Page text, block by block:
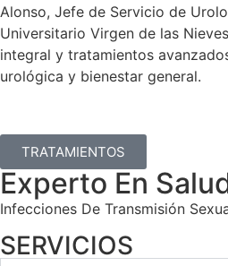
Alonso, Jefe de Servicio de
Universitario Virgen de las
integral y tratamientos
urológica y bienestar general.
TRATAMIENTOS
Experto En
Infecciones De Transmisión
SERVICIOS